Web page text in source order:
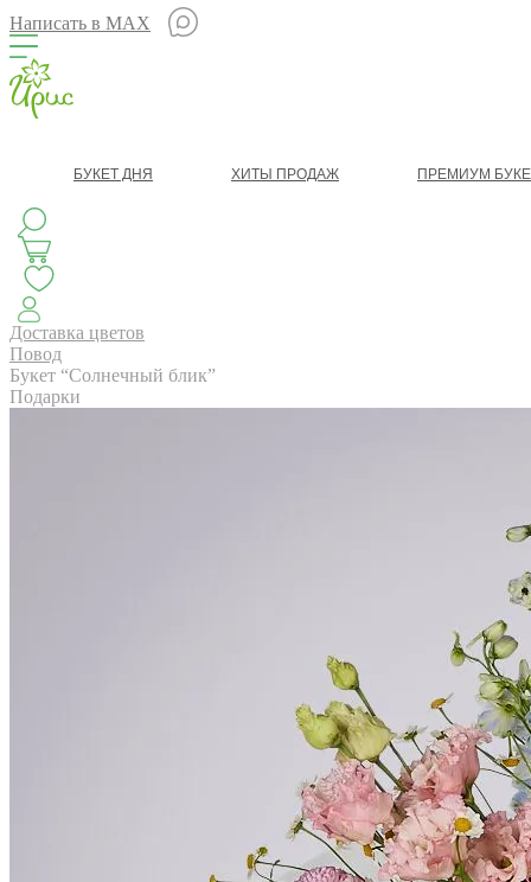
Написать в MAX
БУКЕТ ДНЯ ХИТЫ ПРОДАЖ ПРЕМИУМ
АВТОРСКИЕ БУКЕТЫ
ЦВЕТЫ
Доставка цветов
Повод
Букет “Солнечный блик”
Подарки